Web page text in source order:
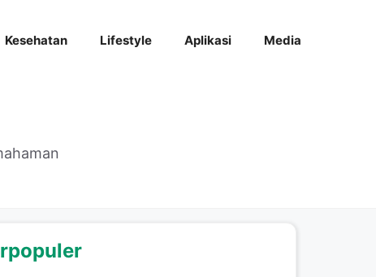
Kesehatan Lifestyle Aplikasi Media